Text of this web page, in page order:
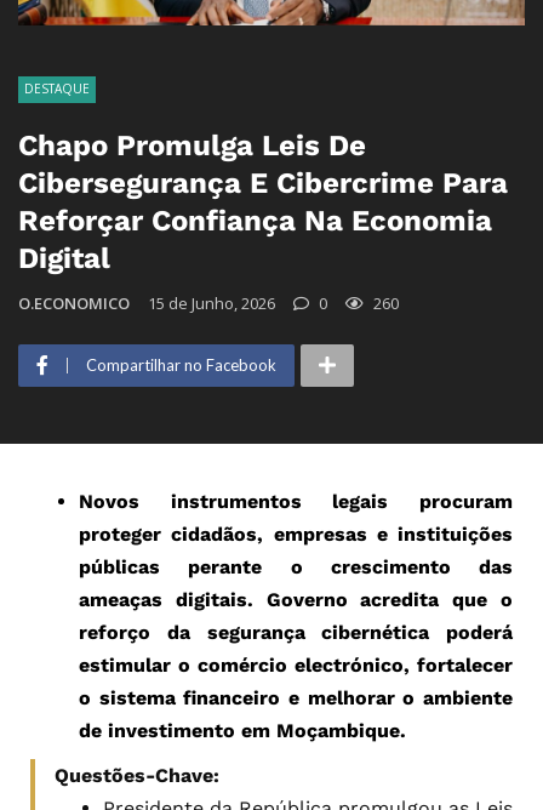
DESTAQUE
Chapo Promulga Leis De
Cibersegurança E Cibercrime Para
Reforçar Confiança Na Economia
Digital
O.ECONOMICO 15 de Junho, 2026 0 260
Compartilhar no Facebook
Novos instrumentos legais procuram
proteger cidadãos, empresas e instituições
públicas perante o crescimento das
ameaças digitais. Governo acredita que o
reforço da segurança cibernética poderá
estimular o comércio electrónico, fortalecer
o sistema financeiro e melhorar o ambiente
de investimento em Moçambique.
Questões-Chave: